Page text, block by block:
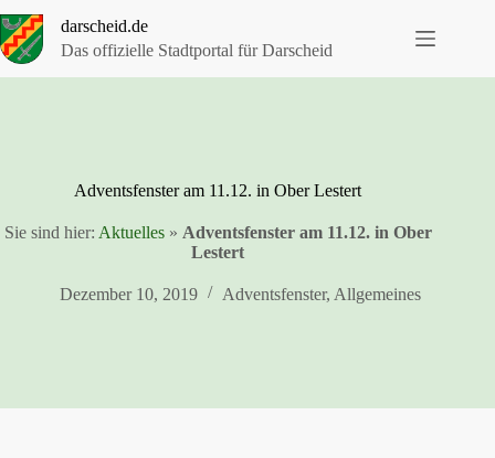
Inhalt
springen
darscheid.de
Das offizielle Stadtportal für Darscheid
Adventsfenster am 11.12. in Ober Lestert
Sie sind hier: Aktuelles» Adventsfenster am 11.12. in Ober
Lestert
Dezember 10, 2019 Adventsfenster, Allgemeines